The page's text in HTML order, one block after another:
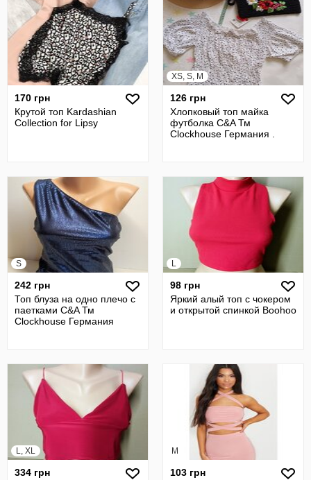
170 грн
Крутой топ Kardashian
Collection for Lipsy
XS, S, M
126 грн
Хлопковый топ майка
футболка C&A Тм
Clockhouse Германия .
S
242 грн
Топ блуза на одно плечо с
паетками C&A Тм
Clockhouse Германия
L
98 грн
Яркий алый топ с чокером
и открытой спинкой Boohoo
L, XL
334 грн
M
103 грн